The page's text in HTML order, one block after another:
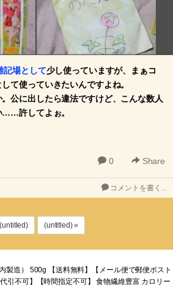
記場として少し使っていますが、まぁコ
て使っていきたいんですよね。
公に出したら違法ですけど、こんな数人
……許してよぉ。
0 Share
コメントを書く...
(untitled) »
製造） 500g 【送料無料】【メール便で郵便ポスト
引不可】【時間指定不可】 食物繊維豊富 カロリー